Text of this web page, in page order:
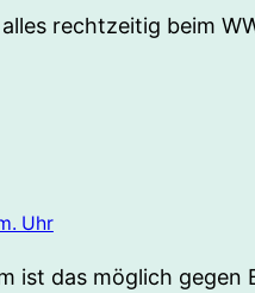
rechtzeitig beim
Uhr
ist das möglich gegen